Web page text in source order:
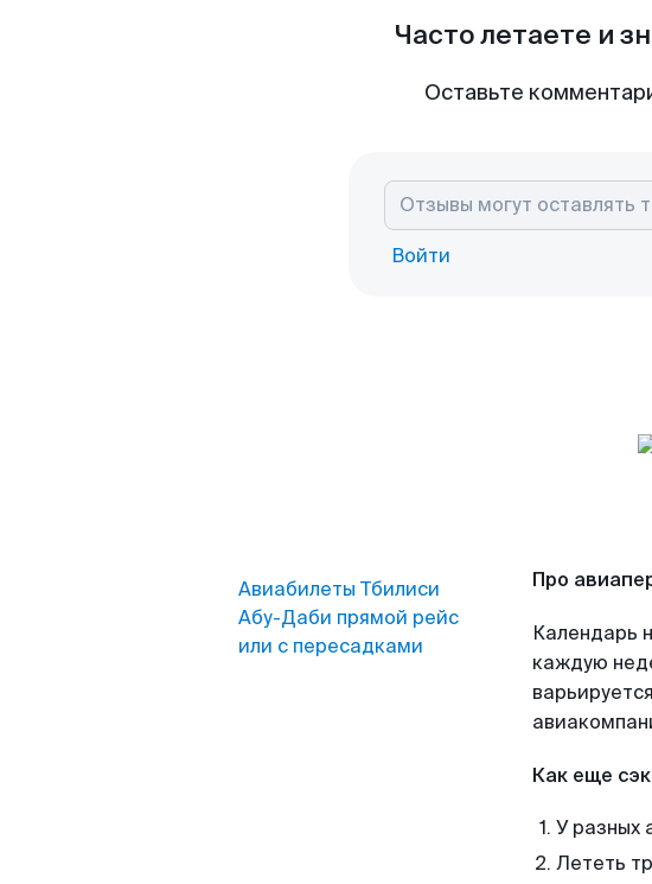
Часто летаете и
Оставьте
Войти
Авиабилеты Тбилиси
Абу-Даби прямой рейс
или с пересадками
Про
Календарь
каждую
Как еще
У разных
Лететь